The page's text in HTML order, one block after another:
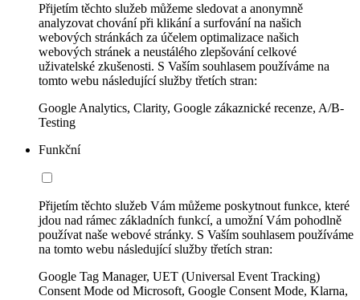
Přijetím těchto služeb můžeme sledovat a anonymně
analyzovat chování při klikání a surfování na našich
webových stránkách za účelem optimalizace našich
webových stránek a neustálého zlepšování celkové
uživatelské zkušenosti. S Vaším souhlasem používáme na
tomto webu následující služby třetích stran:
Google Analytics, Clarity, Google zákaznické recenze, A/B-
Testing
Funkční
Přijetím těchto služeb Vám můžeme poskytnout funkce, které
jdou nad rámec základních funkcí, a umožní Vám pohodlně
používat naše webové stránky. S Vaším souhlasem používáme
na tomto webu následující služby třetích stran:
Google Tag Manager, UET (Universal Event Tracking)
Consent Mode od Microsoft, Google Consent Mode, Klarna,